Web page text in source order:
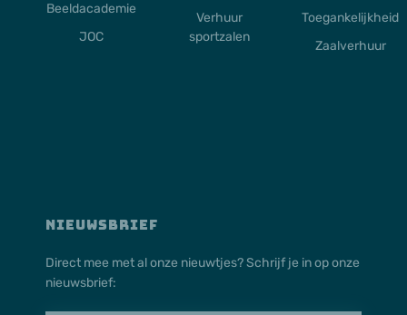
NIEUWSBRIEF
Direct mee met al onze nieuwtjes? Schrijf je in op onze
nieuwsbrief:
Beeldacademie
JOC
Verhuur
sportzalen
Toegankelijkheid
Zaalverhuur